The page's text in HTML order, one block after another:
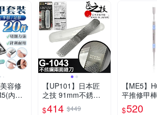
容修
內含
【UP101】日本匠
之技 91mm不銹鋼
兩面銼刀(指甲銼刀
$414 $449
【ME5】
平推修甲棒
$520